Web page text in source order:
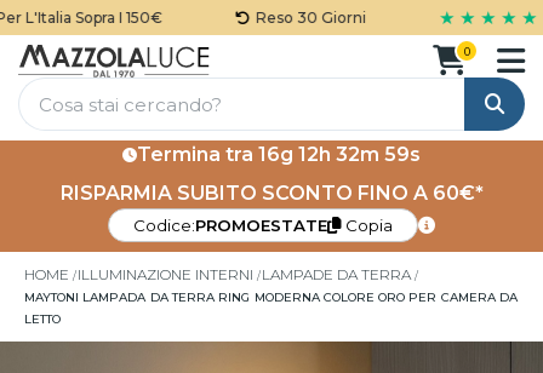
Sopra I 150€ Reso 30 Giorni ★ ★ ★ ★ ★
Cerca
0
Termina tra 16g 12h 32m 59s
RISPARMIA SUBITO SCONTO FINO A 60€*
Codice:PROMOESTATE Copia
HOME ILLUMINAZIONE INTERNI LAMPADE DA TERRA
MAYTONI LAMPADA DA TERRA RING MODERNA COLORE ORO PER CAMERA DA
LETTO